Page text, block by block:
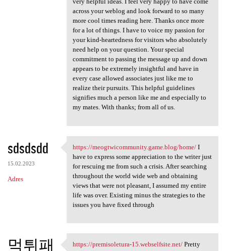
across your weblog and look forward to so many
more cool times reading here. Thanks once more
for a lot of things. I have to voice my passion for
your kind-heartedness for visitors who absolutely
need help on your question. Your special
commitment to passing the message up and down
appears to be extremely insightful and have in
every case allowed associates just like me to
realize their pursuits. This helpful guidelines
signifies much a person like me and especially to
my mates. With thanks; from all of us.
sdsdsdd
15.02.2023
Adres
https://meogtwicommunity.game
https://meogtwicommunity.game.blog/home/I
have to express some appreciation to the writer just
for rescuing me from such a crisis. After searching
throughout the world wide web and obtaining
views that were not pleasant, I assumed my entire
life was over. Existing minus the strategies to the
issues you have fixed through
먹튀패 https://premisoletura-15.webselfsite.net/Pretty